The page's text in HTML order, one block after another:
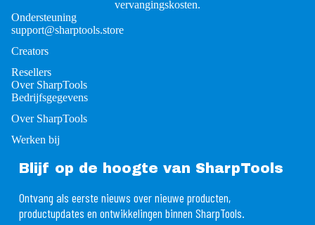
vervangingskosten.
Ondersteuning
support@sharptools.store
Creators
Resellers
Over SharpTools
Bedrijfsgegevens
Over SharpTools
Werken bij
Blijf op de hoogte van SharpTools
Ontvang als eerste nieuws over nieuwe producten,
productupdates en ontwikkelingen binnen SharpTools.